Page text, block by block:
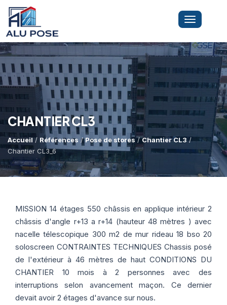
LA SOCIÉTÉ
PRESTATIONS
Dépannage Vitrages
Vitrine Magasin
Recherche De Fuite
Thermographie
MINI-GRUE ARAIGNÉE
Accès Difficiles
Nos Formules ACTUALITÉS
CONTACT
ETRE RAPPELÉ
Toggle
CHANTIER CL3
Accueil/ Références /Pose de stores/Chantier CL3/
Chantier CL3_6
MISSION 14 étages 550 châssis en applique intérieur 2
châssis d'angle r+13 a r+14 (hauteur 48 mètres ) avec
nacelle télescopique 300 m2 de mur rideau 18 bso 20
soloscreen CONTRAINTES TECHNIQUES Chassis posé
de l'extérieur à 46 mètres de haut CONDITIONS DU
CHANTIER 10 mois à 2 personnes avec des
interruptions selon avancement maçon. Ce dernier
devait avoir 2 étages d'avance sur nous.